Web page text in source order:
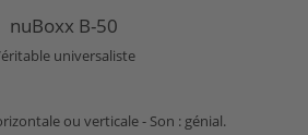
sur 5 étoiles
nuBoxx B-50
universaliste
ou verticale - Son : génial.